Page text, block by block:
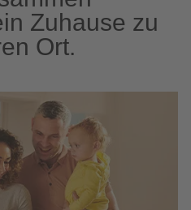
Zuhause zu
Ort.